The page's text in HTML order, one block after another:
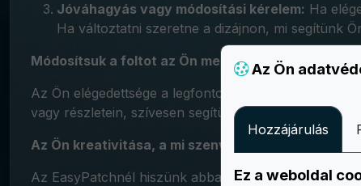
Jóváhagyás vagy módosítási kérelem: Ha
Ha változtatni szeretne a dizájnon, mi segítünk
Módosítsuk a foltot az Ön megelégedésére:
Az Ön elégedettsége a legfontosabb számunkra.
vagy részletein, szívesen segítünk Önnek.
Az Ön kreativitása, a mi szenvedélyünk:
Az EasyPatchnél hiszünk abban, hogy minden
Az Ön
Hozzájárulás
Ez a weboldal